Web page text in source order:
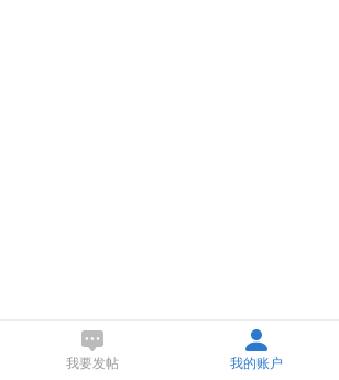
我要发帖 我的账户